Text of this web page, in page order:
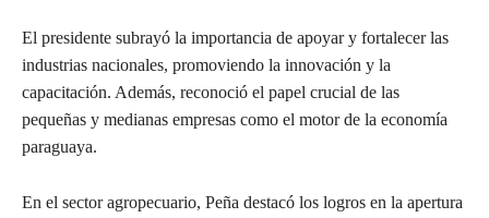
El presidente subrayó la importancia de apoyar y fortalecer las
industrias nacionales, promoviendo la innovación y la
capacitación. Además, reconoció el papel crucial de las
pequeñas y medianas empresas como el motor de la economía
paraguaya.
En el sector agropecuario, Peña destacó los logros en la apertura